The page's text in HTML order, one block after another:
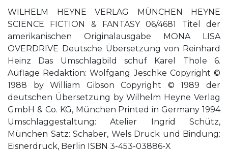
WILHELM HEYNE VERLAG MÜNCHEN HEYNE
SCIENCE FICTION & FANTASY 06/4681 Titel der
amerikanischen Originalausgabe MONA LISA
OVERDRIVE Deutsche Übersetzung von Reinhard
Heinz Das Umschlagbild schuf Karel Thole 6.
Auflage Redaktion: Wolfgang Jeschke Copyright ©
1988 by William Gibson Copyright © 1989 der
deutschen Übersetzung by Wilhelm Heyne Verlag
GmbH & Co. KG, München Printed in Germany 1994
Umschlaggestaltung: Atelier Ingrid Schütz,
München Satz: Schaber, Wels Druck und Bindung:
Eisnerdruck, Berlin ISBN 3-453-03886-X